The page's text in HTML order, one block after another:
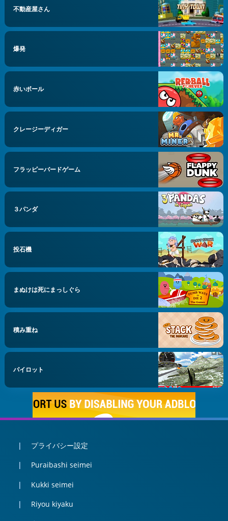
不動産屋さん
爆発
赤いボール
クレージーディガー
フラッピーバードゲーム
３パンダ
投石機
まぬけは死にまっしぐら
積み重ね
パイロット
プライバシー設定
Puraibashi seimei
Kukki seimei
Riyou kiyaku